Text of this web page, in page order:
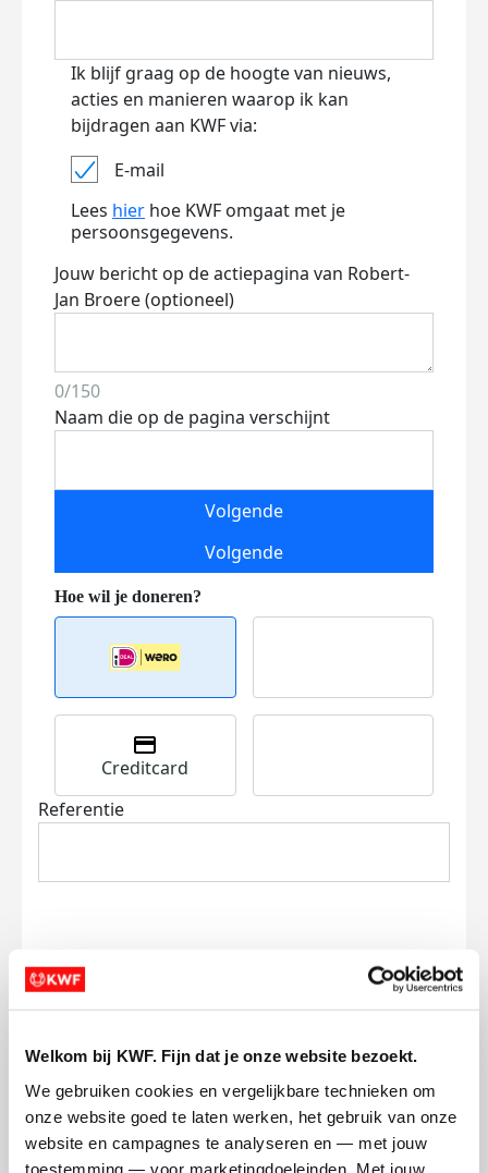
Welkom bij KWF. Fijn dat je onze website bezoekt.
We gebruiken cookies en vergelijkbare technieken om
onze website goed te laten werken, het gebruik van onze
website en campagnes te analyseren en — met jouw
toestemming — voor marketingdoeleinden. Met jouw
Ik blijf graag op de hoogte van nieuws,
acties en manieren waarop ik kan
bijdragen aan KWF via:
E-mail
Lees hier hoe KWF omgaat met je
persoonsgegevens.
Jouw bericht op de actiepagina van Robert-
Jan Broere (optioneel)
0/150
Naam die op de pagina verschijnt
Volgende
Volgende
Creditcard
Referentie
Ik wil bijdragen aan de transactiekosten
Doneer nu